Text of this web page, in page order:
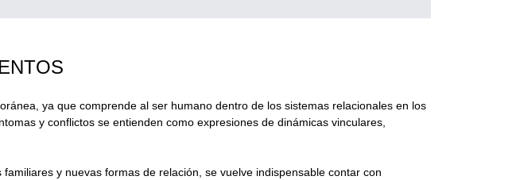
ya que comprende al ser humano dentro de los sistemas relacionales en los
y conflictos se entienden como expresiones de dinámicas vinculares,
y nuevas formas de relación, se vuelve indispensable contar con